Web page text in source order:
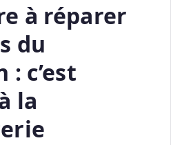
à réparer
du
c’est
la